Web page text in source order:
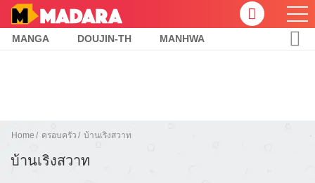
MANGA DOUJIN-TH MANHWA
Home ครอบครัว บ้านเริงสวาท
บ้านเริงสวาท